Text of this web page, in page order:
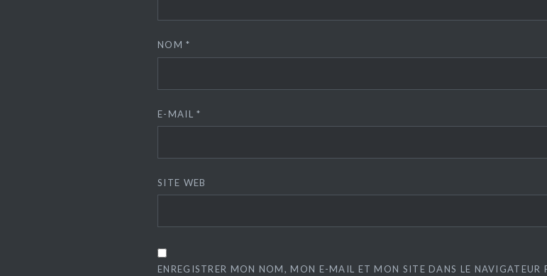
NOM*
E-MAIL*
SITE WEB
ENREGISTRER MON NOM, MON E-MAIL ET MON SITE DANS LE